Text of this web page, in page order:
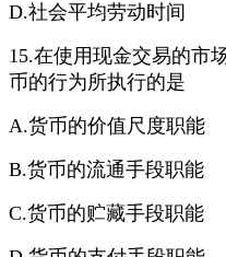
D.社会平均劳动时间
15.在使用现金交易的市
币的行为所执行的是
A.货币的价值尺度职能
B.货币的流通手段职能
C.货币的贮藏手段职能